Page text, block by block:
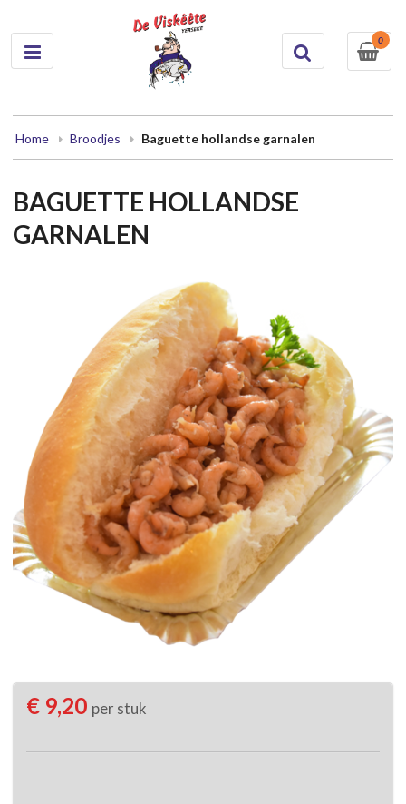
0
Home Broodjes Baguette hollandse garnalen
BAGUETTE HOLLANDSE
GARNALEN
€ 9,20 per stuk